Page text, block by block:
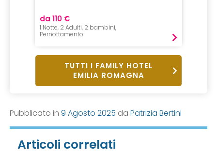
da 110 €
1 Notte, 2 Adulti, 2 bambini,
Pernottamento
TUTTI I FAMILY HOTEL
EMILIA ROMAGNA
Pubblicato in 9 Agosto 2025 da Patrizia Bertini
Articoli correlati